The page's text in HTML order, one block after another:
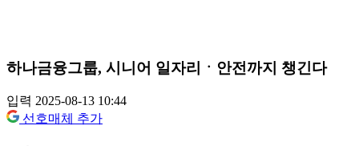
하나금융그룹, 시니어 일자리ㆍ안전까지 챙긴다
입력 2025-08-13 10:44
선호매체 추가